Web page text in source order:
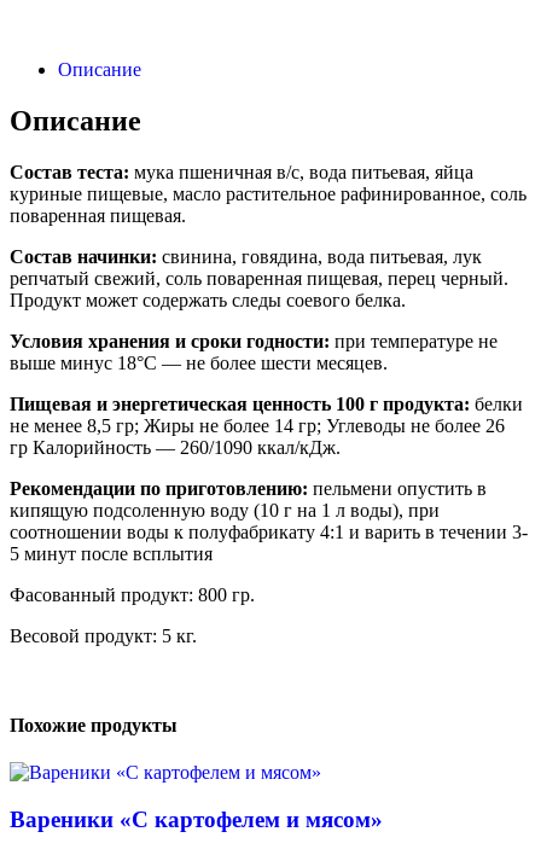
Описание
Описание
Состав теста: мука пшеничная в/с, вода питьевая, яйца
куриные пищевые, масло растительное рафинированное, соль
поваренная пищевая.
Состав начинки: свинина, говядина, вода питьевая, лук
репчатый свежий, соль поваренная пищевая, перец черный.
Продукт может содержать следы соевого белка.
Условия хранения и сроки годности: при температуре не
выше минус 18°С — не более шести месяцев.
Пищевая и энергетическая ценность 100 г продукта: белки
не менее 8,5 гр; Жиры не более 14 гр; Углеводы не более 26
гр Калорийность — 260/1090 ккал/кДж.
Рекомендации по приготовлению: пельмени опустить в
кипящую подсоленную воду (10 г на 1 л воды), при
соотношении воды к полуфабрикату 4:1 и варить в течении 3-
5 минут после всплытия
Фасованный продукт: 800 гр.
Весовой продукт: 5 кг.
Похожие продукты
Вареники «С картофелем и мясом»